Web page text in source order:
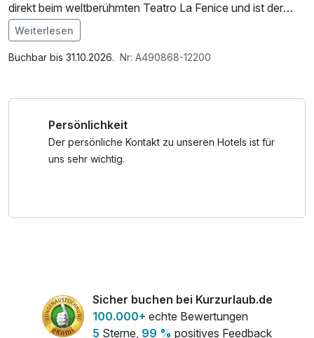
direkt beim weltberühmten Teatro La Fenice und ist der
ideale Ausgangspunkt, um Venedigs Sehenswürdigkeiten,
verwinkelte Gassen und romantische Kanäle zu
entdecken.
Tempo erkunden. Am Abend genießen Sie einen Aperitivo
mit Snacks auf der hoteleigenen Rooftop-Terrasse und
lassen den Blick über die Dächer Venedigs schweifen – ein
Im Angebot enthalten
W-LAN Nutzung / Internetnutzung, Frühstück to go,
Weiterlesen
Buchbar bis 31.10.2026. Nr: A490868-12200
Persönlichkeit
Der persönliche Kontakt zu unseren Hotels ist für
uns sehr wichtig.
Sicher buchen bei Kurzurlaub.de
100.000+ echte Bewertungen
5 Sterne, 99 % positives Feedback